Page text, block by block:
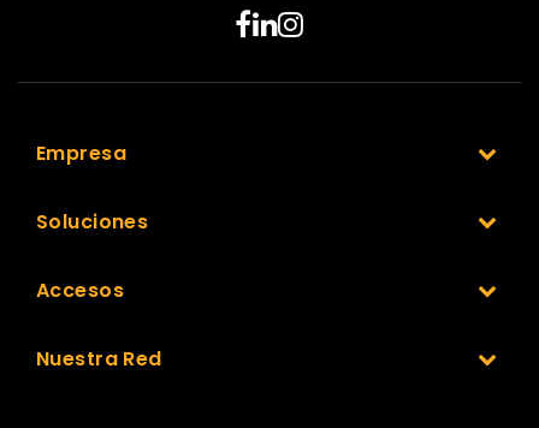
Empresa
Soluciones
Accesos
Nuestra Red